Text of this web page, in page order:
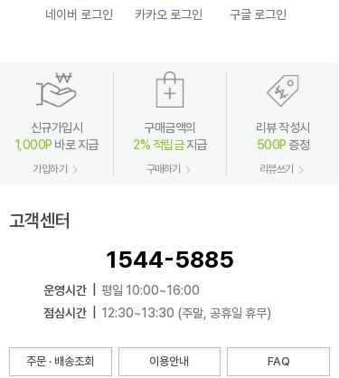
네이버 로그인 카카오 로그인 구글 로그인
신규가입시
1,000P 바로 지급
가입하기
구매금액의
2% 적립금지급
구매하기
리뷰 작성시
500P 증정
리뷰쓰기
고객센터
1544-5885
운영시간
평일 10:00~16:00
점심시간
12:30~13:30 (주말, 공휴일 휴무)
주문 · 배송조회 이용안내 FAQ